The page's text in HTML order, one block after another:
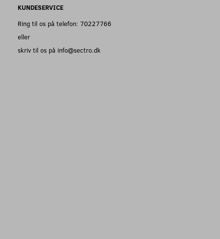
KUNDESERVICE
Ring til os på telefon: 70227766
eller
skriv til os på info@sectro.dk